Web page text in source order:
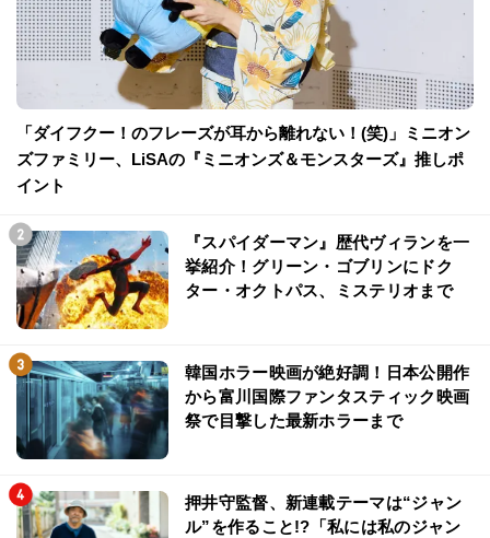
「ダイフクー！のフレーズが耳から離れない！(笑)」ミニオン
ズファミリー、LiSAの『ミニオンズ＆モンスターズ』推しポ
イント
『スパイダーマン』歴代ヴィランを一
挙紹介！グリーン・ゴブリンにドク
ター・オクトパス、ミステリオまで
韓国ホラー映画が絶好調！日本公開作
から富川国際ファンタスティック映画
祭で目撃した最新ホラーまで
押井守監督、新連載テーマは“ジャン
ル”を作ること!?「私には私のジャン